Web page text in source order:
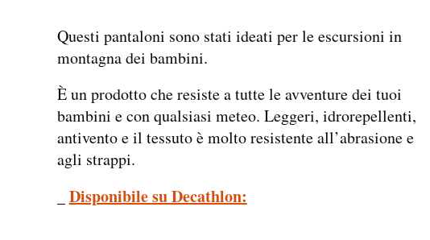
Questi pantaloni sono stati ideati per le escursioni in
montagna dei bambini.
È un prodotto che resiste a tutte le avventure dei tuoi
bambini e con qualsiasi meteo. Leggeri, idrorepellenti,
antivento e il tessuto è molto resistente all’abrasione e
agli strappi.
Disponibile su Decathlon: